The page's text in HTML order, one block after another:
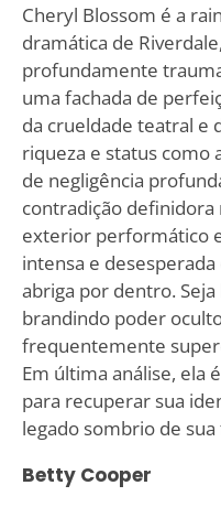
Cheryl Blossom é a
dramática de
profundamente
uma fachada de
da crueldade teatral e
riqueza e status como
de negligência
contradição
exterior performático
intensa e
abriga por dentro.
brandindo poder
frequentemente
Em última análise, ela
para recuperar sua
legado sombrio de sua
Betty Cooper